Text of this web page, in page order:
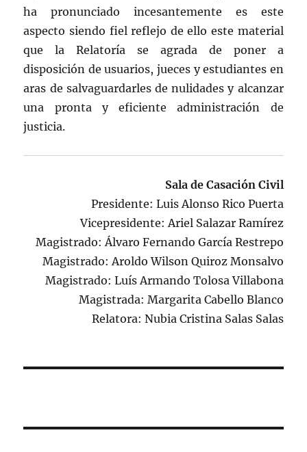
ha pronunciado incesantemente es este
aspecto siendo fiel reflejo de ello este material
que la Relatoría se agrada de poner a
disposición de usuarios, jueces y estudiantes en
aras de salvaguardarles de nulidades y alcanzar
una pronta y eficiente administración de
justicia.
Sala de Casación Civil
Presidente: Luis Alonso Rico Puerta
Vicepresidente: Ariel Salazar Ramírez
Magistrado: Álvaro Fernando García Restrepo
Magistrado: Aroldo Wilson Quiroz Monsalvo
Magistrado: Luís Armando Tolosa Villabona
Magistrada: Margarita Cabello Blanco
Relatora: Nubia Cristina Salas Salas